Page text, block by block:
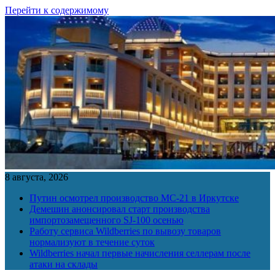
Перейти к содержимому
8 августа, 2026
Путин осмотрел производство МС-21 в Иркутске
Демешин анонсировал старт производства
импортозамещенного SJ-100 осенью
Работу сервиса Wildberries по вывозу товаров
нормализуют в течение суток
Wildberries начал первые начисления селлерам после
атаки на склады